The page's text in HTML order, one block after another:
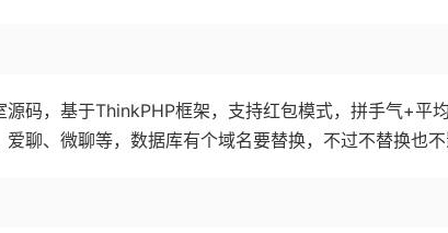
源码，基于ThinkPHP框架，支持红包模式，拼手气+平
爱聊、微聊等，数据库有个域名要替换，不过不替换也不